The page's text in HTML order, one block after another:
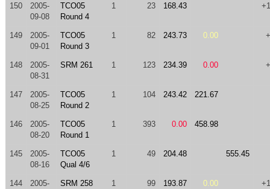
150
2005-
09-08
TCO05
Round 4
1 23 168.43
149
2005-
09-01
TCO05
Round 3
1 82 243.73 0.00
148
2005-
08-31
SRM 261 1 123 234.39 0.00
147
2005-
08-25
TCO05
Round 2
1 104 243.42 221.67
146
2005-
08-20
TCO05
Round 1
1 393 0.00 458.98
145
2005-
08-16
TCO05
Qual 4/6
1 49 204.48 555.45
144
2005-
SRM 258 1 99 193.87 0.00